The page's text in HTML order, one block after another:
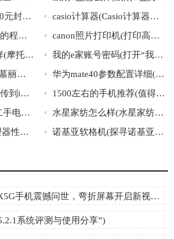
20元封顶套餐(超值20元封顶套餐，无限流量畅享！)
casio计算器(Casio计算器：功能超乎你的想象！)
该文件没有与之关联的程序来执行该操作(文件无关联程序：无法执行操作)
canon照片打印机(打印高清照片必备，Canon照片打印机推荐)
摩托罗拉xt615怎么样(摩托罗拉XT615的综合评价与使用感受)
我的e家账号密码(打开“我的e家账号密码”的正确方法)
古墓丽影8配置(《古墓丽影8》最低、推荐配置曝光！)
华为mate40参数配置详细(华为mate40详细参数配置)
怎么把电脑里的照片传到iphone里(电脑照片传iPhone方法大全！)
1500左右的手机推荐(值得购买的性价比高的1500元左右手机推荐)
南宁二手电脑(南宁二手电脑市场，轻松找到高性价比的二手笔记本、台式机、配件等！)
水星家纺怎么样(水星家纺口碑怎么样？)
i53470(【i53470处理器性能评测及对比分析】)
诺基亚软格机(探寻诺基亚软格机：传奇历程与未来前景)
华为matex(华为MateX5G手机震撼问世，弯折屏幕开启新视界！)
系统评测与使用分享”)